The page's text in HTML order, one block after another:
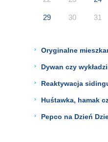
29 30 31
Oryginalne
Dywan czy
Reaktywacja
Huśtawka, hamak
Pepco na Dzień